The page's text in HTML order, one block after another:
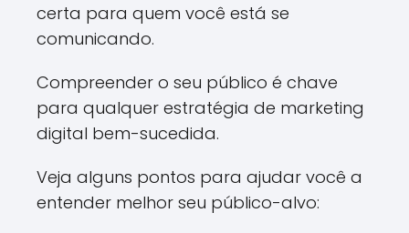
certa para quem você está se
comunicando.
Compreender o seu público é chave
para qualquer estratégia de marketing
digital bem-sucedida.
Veja alguns pontos para ajudar você a
entender melhor seu público-alvo: